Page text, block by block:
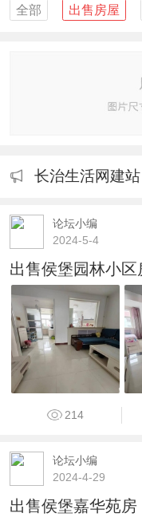
全部 出售房屋
长治生活网建
论坛小编
2024-5-4
出售侯堡园林小
214
论坛小编
2024-4-29
出售侯堡嘉华苑